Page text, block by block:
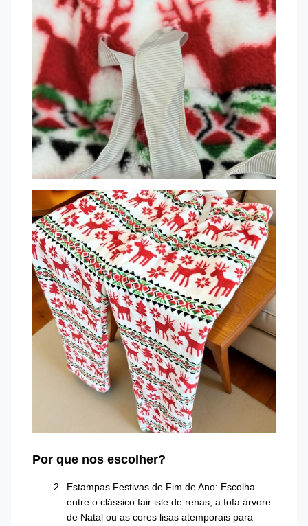
Por que nos escolher?
Estampas Festivas de Fim de Ano: Escolha
entre o clássico fair isle de renas, a fofa árvore
de Natal ou as cores lisas atemporais para